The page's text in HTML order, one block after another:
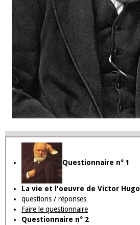
Questionnaire n° 1
La vie et l'oeuvre de Victor Hugo
questions / réponses
Faire le questionnaire
Questionnaire n° 2